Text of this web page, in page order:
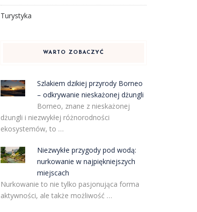
Turystyka
WARTO ZOBACZYĆ
Szlakiem dzikiej przyrody Borneo
– odkrywanie nieskażonej dżungli
Borneo, znane z nieskażonej
dżungli i niezwykłej różnorodności
ekosystemów, to …
Niezwykłe przygody pod wodą:
nurkowanie w najpiękniejszych
miejscach
Nurkowanie to nie tylko pasjonująca forma
aktywności, ale także możliwość …